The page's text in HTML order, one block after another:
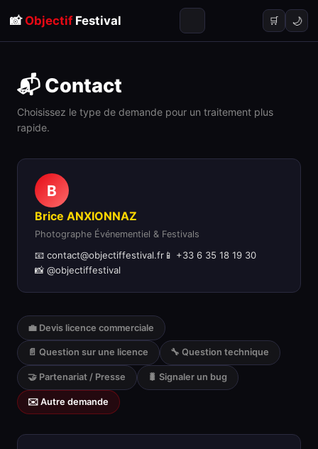
📸 ObjectifFestival 🛒 🌙
📬 Contact
Choisissez le type de demande pour un traitement plus
rapide.
B
Brice ANXIONNAZ
Photographe Événementiel & Festivals
📧 contact@objectiffestival.fr 📱 +33 6 35 18 19 30
📸 @objectiffestival
💼 Devis licence commerciale
📄 Question sur une licence 🔧 Question technique
🤝 Partenariat / Presse 🐛 Signaler un bug
✉️ Autre demande